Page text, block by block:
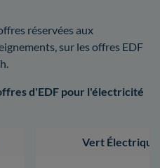
réservées aux
sur les offres EDF
d'EDF pour l'électricité
Vert Électrique